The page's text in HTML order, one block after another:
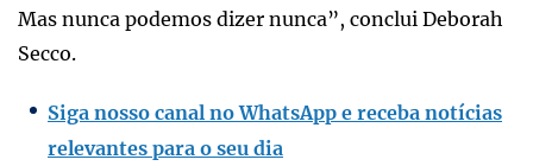
Mas nunca podemos dizer nunca”, conclui Deborah
Secco.
Siga nosso canal no WhatsApp e receba notícias
relevantes para o seu dia